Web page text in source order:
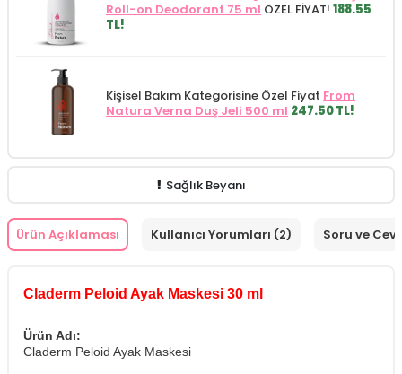
Roll-on Deodorant 75 ml ÖZEL FİYAT! 188.55
TL!
Kişisel Bakım Kategorisine Özel Fiyat From
Natura Verna Duş Jeli 500 ml 247.50 TL!
Sağlık Beyanı
Ürün Açıklaması Kullanıcı Yorumları (2) Soru ve
Claderm Peloid Ayak Maskesi 30 ml
Ürün Adı:
Claderm Peloid Ayak Maskesi